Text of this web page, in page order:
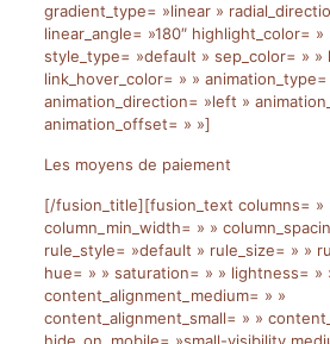
gradient_type= »linear »
linear_angle= »180″ highlight_color= »
style_type= »default » sep_color= » »
link_hover_color= » » animation_type=
animation_direction= »left »
animation_offset= » »]
Les moyens de paiement
[/fusion_title][fusion_text columns= »
column_min_width= » »
rule_style= »default » rule_size= » »
hue= » » saturation= » » lightness= »
content_alignment_medium= » »
content_alignment_small= » »